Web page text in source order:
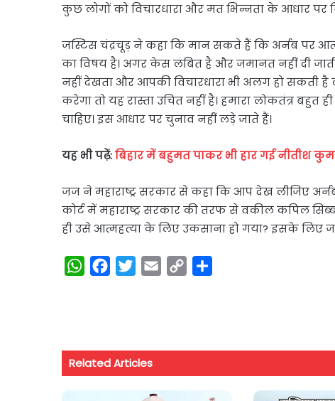
कुछ लोगों को विचारधारा और मत भिन्नता के आधार पर
जस्टिस चंद्रचूड़ ने कहा कि मान सकते हैं कि अर्नब पर
का विषय है। अगर केस लंबित है और जमानत नहीं दी
नहीं देखता और आपकी विचारधारा भी अलग हो सकती है
करेगा तो यह रास्ता उचित नहीं है। हमारा लोकतंत्र
चाहिए। इस आधार पर चुनाव नहीं लड़े जाते हैं।
यह भी पढ़ें:बिहार में बहुमत पाकर भी हार गई नीतीश
जज ने महाराष्ट्र सरकार से कहा कि आप देख लीजिए
कोर्ट में महाराष्ट्र सरकार की तरफ से वकील कपिल
ही उसे आत्महत्या के लिए उकसाना हो गया? इसके लिए
W
A
o
e
Related Articles